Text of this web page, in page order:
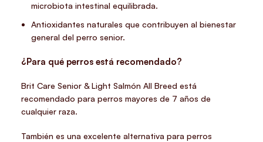
microbiota intestinal equilibrada.
Antioxidantes naturales que contribuyen al bienestar
general del perro senior.
¿Para qué perros está recomendado?
Brit Care Senior & Light Salmón All Breed está
recomendado para perros mayores de 7 años de
cualquier raza.
También es una excelente alternativa para perros